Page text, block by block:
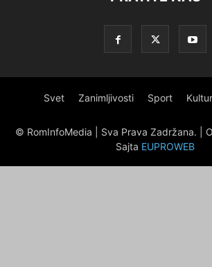
Svet Zanimljivosti Sport
© RomInfoMedia | Sva Prava Zadržana. |
Sajta EUPROWEB